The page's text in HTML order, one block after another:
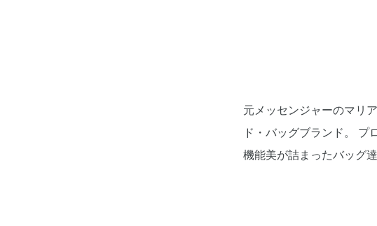
元メッセンジャーのマリ
ド・バッグブランド。 プ
機能美が詰まったバッグ